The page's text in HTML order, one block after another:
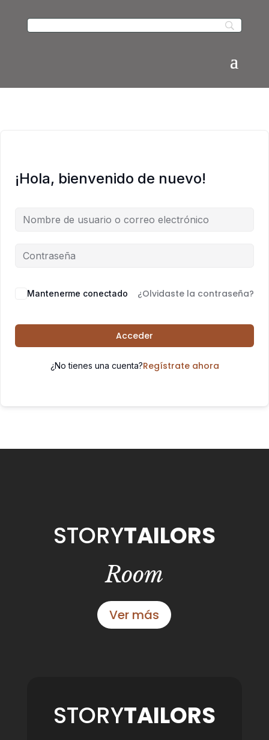
¡Hola, bienvenido de nuevo!
Mantenerme conectado ¿Olvidaste la contraseña?
Acceder
¿No tienes una cuenta?Regístrate ahora
STORYTAILORS
Room
Ver más
STORYTAILORS